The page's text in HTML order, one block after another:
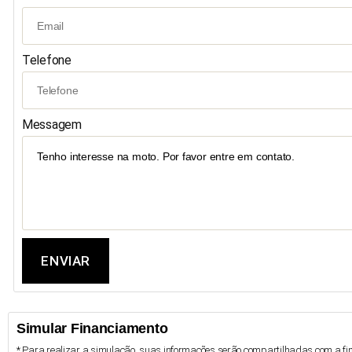
Telefone
Messagem
ENVIAR
Simular Financiamento